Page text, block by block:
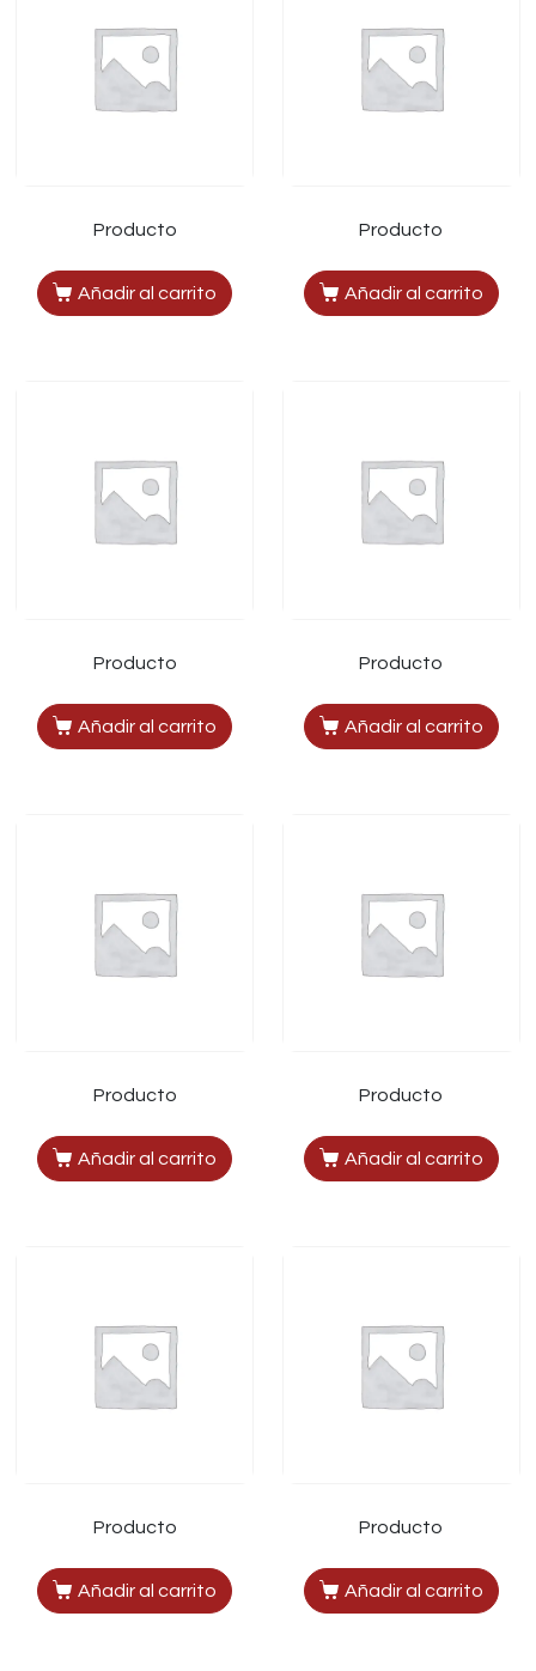
Producto
Añadir al carrito
Producto
Añadir al carrito
Producto
Añadir al carrito
Producto
Añadir al carrito
Producto
Añadir al carrito
Producto
Añadir al carrito
Producto
Añadir al carrito
Producto
Añadir al carrito